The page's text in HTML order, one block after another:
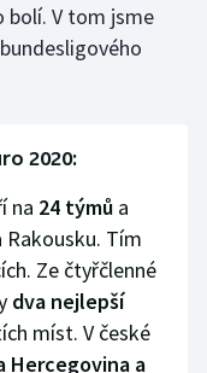
V tom jsme
2020:
na 24 týmů a
Rakousku. Tím
Ze čtyřčlenné
dva nejlepší
míst. V české
Hercegovina a